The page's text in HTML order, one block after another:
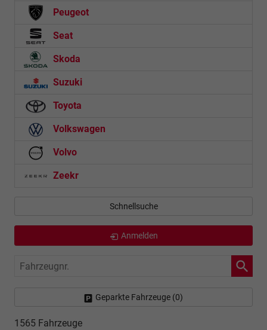
Peugeot
Seat
Skoda
Suzuki
Toyota
Volkswagen
Volvo
Zeekr
Schnellsuche
Anmelden
Fahrzeugnr.
Geparkte Fahrzeuge (0)
1565 Fahrzeuge